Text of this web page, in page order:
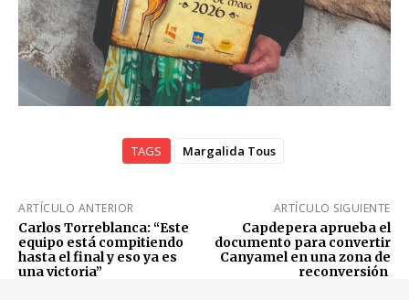
TAGS Margalida Tous
ARTÍCULO ANTERIOR
Carlos Torreblanca: “Este
equipo está compitiendo
hasta el final y eso ya es
una victoria”
ARTÍCULO SIGUIENTE
Capdepera aprueba el
documento para convertir
Canyamel en una zona de
reconversión